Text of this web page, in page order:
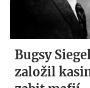
Bugsy
založil